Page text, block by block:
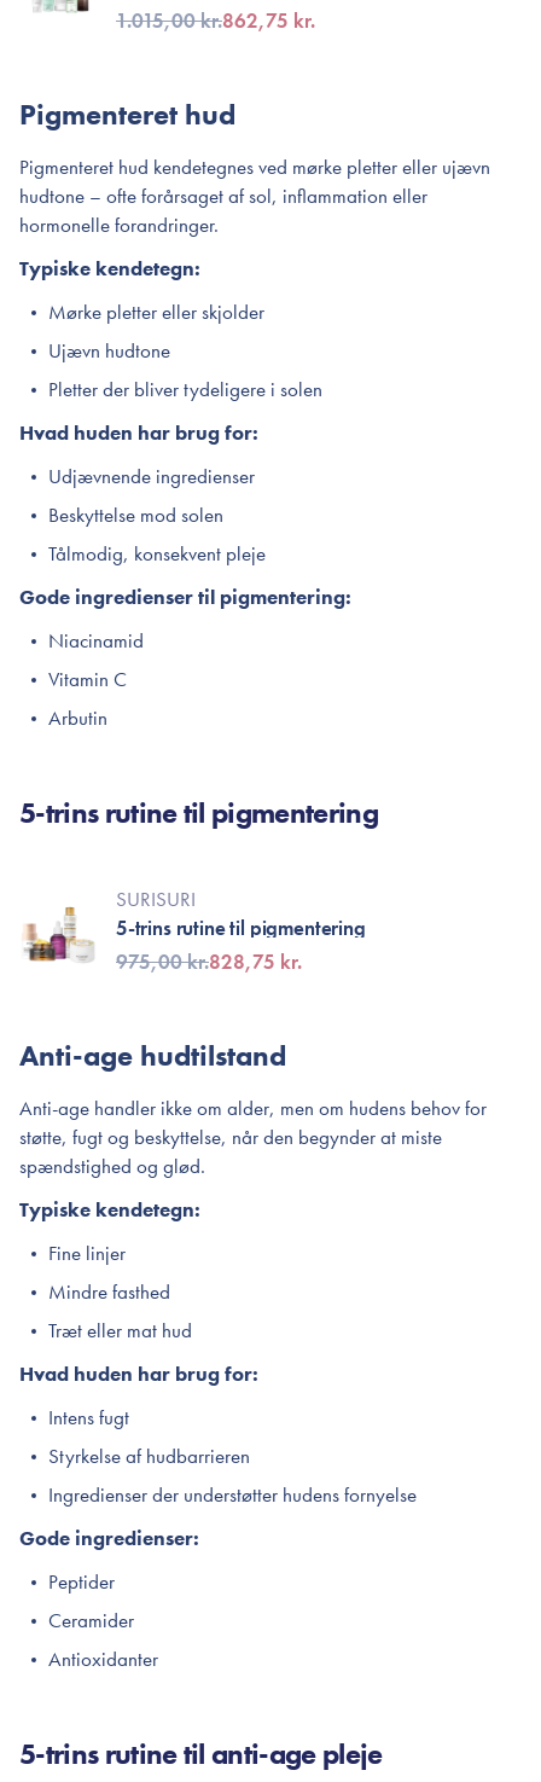
1.015,00 kr.862,75 kr.
Pigmenteret hud
Pigmenteret hud kendetegnes ved mørke pletter eller ujævn
hudtone – ofte forårsaget af sol, inflammation eller
hormonelle forandringer.
Typiske kendetegn:
Mørke pletter eller skjolder
Ujævn hudtone
Pletter der bliver tydeligere i solen
Hvad huden har brug for:
Udjævnende ingredienser
Beskyttelse mod solen
Tålmodig, konsekvent pleje
Gode ingredienser til pigmentering:
Niacinamid
Vitamin C
Arbutin
5-trins rutine til pigmentering
SURISURI
5-trins rutine til pigmentering
975,00 kr.828,75 kr.
Anti-age hudtilstand
Anti-age handler ikke om alder, men om hudens behov for
støtte, fugt og beskyttelse, når den begynder at miste
spændstighed og glød.
Typiske kendetegn:
Fine linjer
Mindre fasthed
Træt eller mat hud
Hvad huden har brug for:
Intens fugt
Styrkelse af hudbarrieren
Ingredienser der understøtter hudens fornyelse
Gode ingredienser:
Peptider
Ceramider
Antioxidanter
5-trins rutine til anti-age pleje